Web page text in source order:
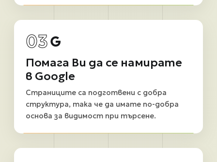
03
Помага Ви да се намирате
в Google
Страниците са подготвени с добра
структура, така че да имате по-добра
основа за видимост при търсене.